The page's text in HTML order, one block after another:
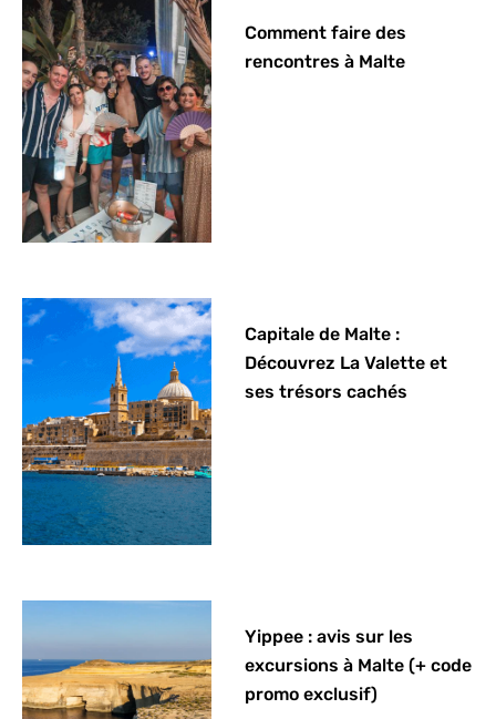
Comment faire des
rencontres à Malte
Capitale de Malte :
Découvrez La Valette et
ses trésors cachés
Yippee : avis sur les
excursions à Malte (+ code
promo exclusif)